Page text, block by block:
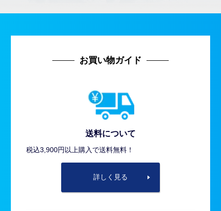
お買い物ガイド
送料について
税込3,900円以上購入で送料無料！
詳しく見る